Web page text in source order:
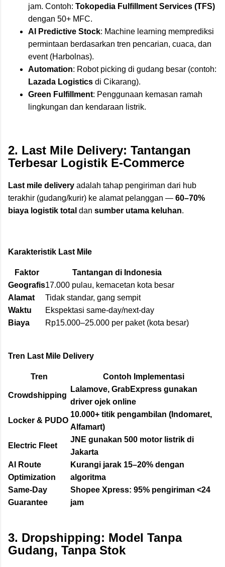
jam. Contoh: Tokopedia Fulfillment Services (TFS)
dengan 50+ MFC.
AI Predictive Stock: Machine learning memprediksi
permintaan berdasarkan tren pencarian, cuaca, dan
event (Harbolnas).
Automation: Robot picking di gudang besar (contoh:
Lazada Logistics di Cikarang).
Green Fulfillment: Penggunaan kemasan ramah
lingkungan dan kendaraan listrik.
2. Last Mile Delivery: Tantangan
Terbesar Logistik E-Commerce
Last mile delivery adalah tahap pengiriman dari hub
terakhir (gudang/kurir) ke alamat pelanggan — 60–70%
biaya logistik total dan sumber utama keluhan.
Karakteristik Last Mile
Faktor
Tantangan di Indonesia
Geografis17.000 pulau, kemacetan kota besar
Alamat
Tidak standar, gang sempit
Waktu
Ekspektasi same-day/next-day
Biaya
Rp15.000–25.000 per paket (kota besar)
Tren Last Mile Delivery
Tren Contoh Implementasi
Crowdshipping
Lalamove, GrabExpress gunakan
driver ojek online
Locker & PUDO
10.000+ titik pengambilan (Indomaret,
Alfamart)
Electric Fleet
JNE gunakan 500 motor listrik di
Jakarta
AI Route
Optimization
Kurangi jarak 15–20% dengan
algoritma
Same-Day
Guarantee
Shopee Xpress: 95% pengiriman <24
jam
3. Dropshipping: Model Tanpa
Gudang, Tanpa Stok